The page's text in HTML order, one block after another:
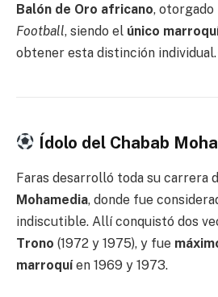
Balón de Oro africano,
Football, siendo el único
obtener esta distinción individual.
Ídolo del Chabab
Faras desarrolló toda su carrera
Mohamedia, donde fue
indiscutible. Allí conquistó dos
Trono (1972 y 1975), y fue
marroquíen 1969 y 1973.